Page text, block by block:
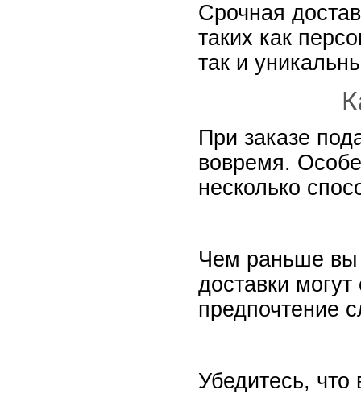
Срочная
таких как
так и
При заказе
вовремя.
несколько
Чем раньше вы
доставки
предпочтение
Убедитесь,